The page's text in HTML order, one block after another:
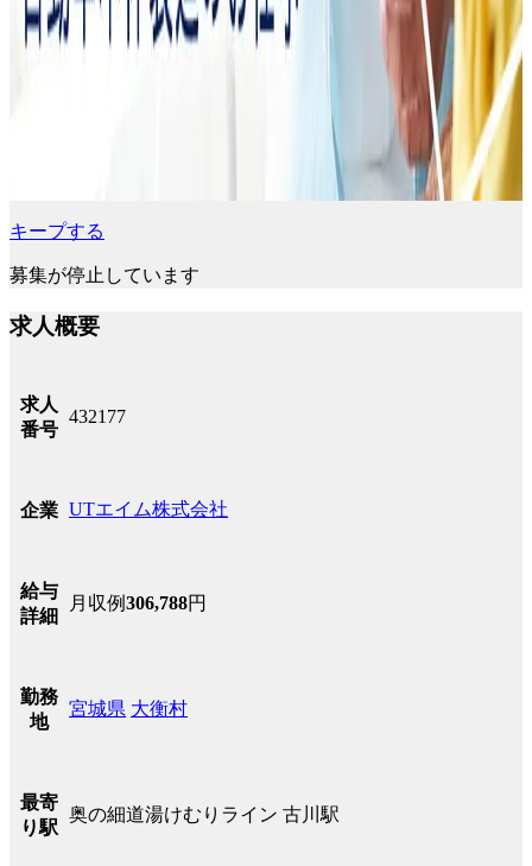
キープする
募集が停止しています
求人概要
求人
番号
432177
企業 UTエイム株式会社
給与
詳細
月収例306,788円
勤務
地
宮城県 大衡村
最寄
り駅
奥の細道湯けむりライン 古川駅